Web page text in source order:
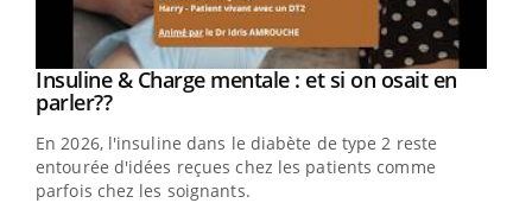
Youtube
Insuline & Charge mentale : et si on osait en
parler??Youtube
En 2026, l'insuline dans le diabète de type 2 reste
entourée d'idées reçues chez les patients comme
parfois chez les soignants.